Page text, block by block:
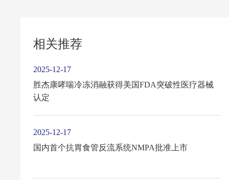
相关推荐
2025-12-17
胜杰康哮喘冷冻消融获得美国FDA突破性医疗器械
认定
2025-12-17
国内首个抗胃食管反流系统NMPA批准上市